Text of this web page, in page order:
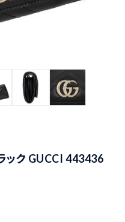
ック GUCCI 443436